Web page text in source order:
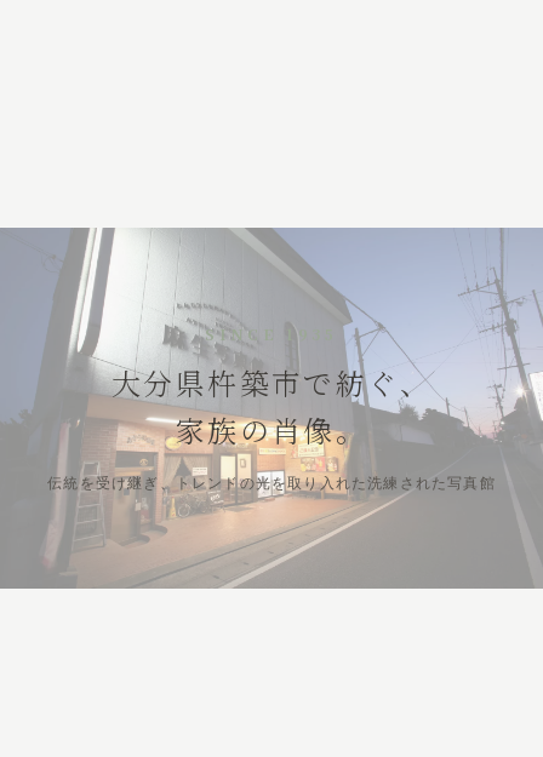
SINCE 1935
大分県杵築市で紡ぐ、
家族の肖像。
伝統を受け継ぎ、トレンドの光を取り入れた洗練された写真館